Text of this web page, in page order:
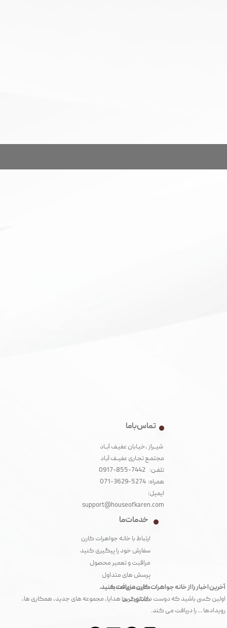
آخرین اخبار را از خانه جواهرات کارن دریافت کنید.
اولین کسی باشید که دوست داشتنی ترین هدایا، مجموعه های جدید، همکاری ها،
رویدادها ... را دریافت می کند.
تماس با ما
شیــراز ،خیـابان عفیـف آبــاد
مجتمـع تجـاری عفیــف آبـاد‌
تلفـن: 7442-855-0917
همراه: 5274-3629-071
ایمیل:
support@houseofkaren.com
خدمات ما
ارتباط با خانه جواهرات کارن
سفارش خود را پیگیری کنید
مراقبت و تعمیر محصول
پرسش های متداول
کارت های هدیه
کاتالوگ ها